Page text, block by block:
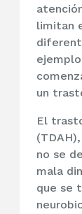
limitan
un
El
no se
mala
que se